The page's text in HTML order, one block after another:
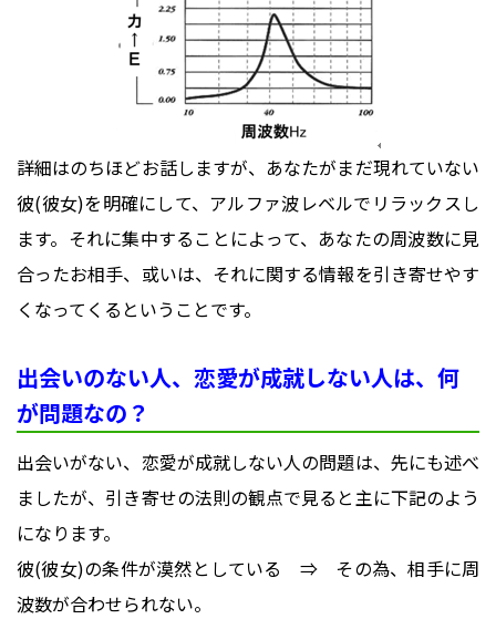
詳細はのちほどお話しますが、あなたがまだ現れていない
彼(彼女)を明確にして、アルファ波レベルでリラックスし
ます。それに集中することによって、あなたの周波数に見
合ったお相手、或いは、それに関する情報を引き寄せやす
くなってくるということです。
出会いのない人、恋愛が成就しない人は、何
が問題なの？
出会いがない、恋愛が成就しない人の問題は、先にも述べ
ましたが、引き寄せの法則の観点で見ると主に下記のよう
になります。
彼(彼女)の条件が漠然としている ⇒ その為、相手に周
波数が合わせられない。